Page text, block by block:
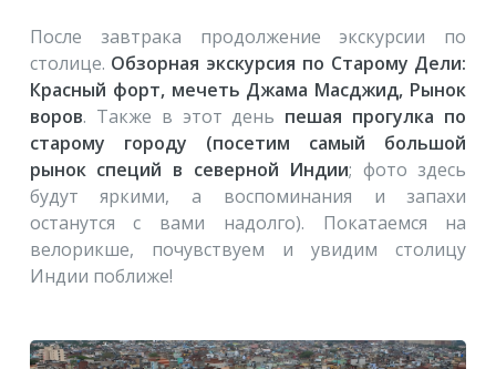
После завтрака продолжение экскурсии по
столице. Обзорная экскурсия по Старому Дели:
Красный форт, мечеть Джама Масджид, Рынок
воров. Также в этот день пешая прогулка по
старому городу (посетим самый большой
рынок специй в северной Индии; фото здесь
будут яркими, а воспоминания и запахи
останутся с вами надолго). Покатаемся на
велорикше, почувствуем и увидим столицу
Индии поближе!